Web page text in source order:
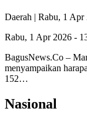
Daerah | Rabu, 1 Apr
Rabu, 1 Apr 2026 -
BagusNews.Co –
menyampaikan
152…
Nasional